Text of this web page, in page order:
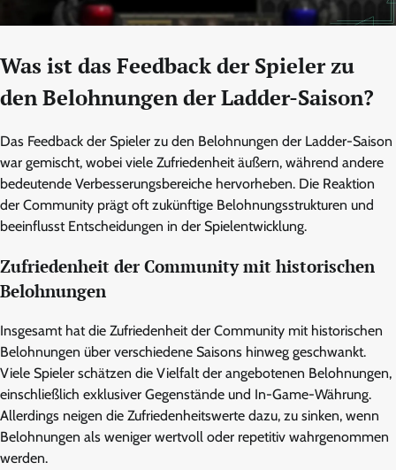
Was ist das Feedback der Spieler zu
den Belohnungen der Ladder-Saison?
Das Feedback der Spieler zu den Belohnungen der Ladder-Saison
war gemischt, wobei viele Zufriedenheit äußern, während andere
bedeutende Verbesserungsbereiche hervorheben. Die Reaktion
der Community prägt oft zukünftige Belohnungsstrukturen und
beeinflusst Entscheidungen in der Spielentwicklung.
Zufriedenheit der Community mit historischen
Belohnungen
Insgesamt hat die Zufriedenheit der Community mit historischen
Belohnungen über verschiedene Saisons hinweg geschwankt.
Viele Spieler schätzen die Vielfalt der angebotenen Belohnungen,
einschließlich exklusiver Gegenstände und In-Game-Währung.
Allerdings neigen die Zufriedenheitswerte dazu, zu sinken, wenn
Belohnungen als weniger wertvoll oder repetitiv wahrgenommen
werden.